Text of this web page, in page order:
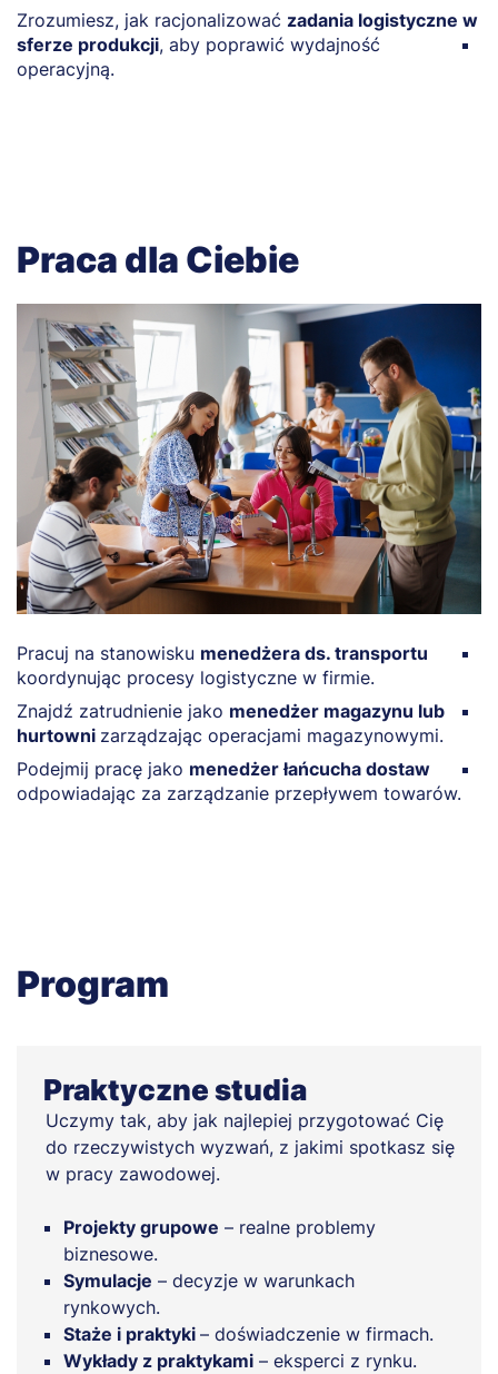
Zrozumiesz, jak racjonalizować zadania logistyczne w
sferze produkcji, aby poprawić wydajność
operacyjną.
Praca dla Ciebie
Pracuj na stanowisku menedżera ds. transportu
koordynując procesy logistyczne w firmie.
Znajdź zatrudnienie jako menedżer magazynu lub
hurtowni zarządzając operacjami magazynowymi.
Podejmij pracę jako menedżer łańcucha dostaw
odpowiadając za zarządzanie przepływem towarów.
Program
Praktyczne studia
Uczymy tak, aby jak najlepiej przygotować Cię
do rzeczywistych wyzwań, z jakimi spotkasz się
w pracy zawodowej.
Projekty grupowe – realne problemy
biznesowe.
Symulacje – decyzje w warunkach
rynkowych.
Staże i praktyki – doświadczenie w firmach.
Wykłady z praktykami – eksperci z rynku.